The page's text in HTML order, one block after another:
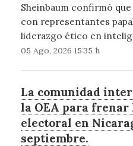
Sheinbaum confirmó
con representantes
liderazgo ético en
05 Ago, 2026 15:35 h
La comunidad
la OEA para
electoral en
septiembre.